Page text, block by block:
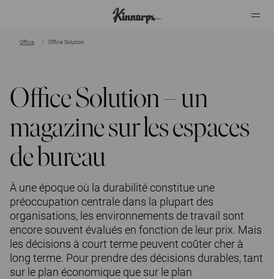
Office Office Solution
Office Solution – un
magazine sur les espaces
de bureau
À une époque où la durabilité constitue une
préoccupation centrale dans la plupart des
organisations, les environnements de travail sont
encore souvent évalués en fonction de leur prix. Mais
les décisions à court terme peuvent coûter cher à
long terme. Pour prendre des décisions durables, tant
sur le plan économique que sur le plan